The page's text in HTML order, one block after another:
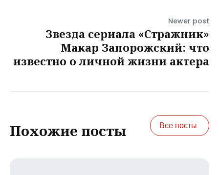
Newer post
Звезда сериала «Стражник»
Макар Запорожский: что
известно о личной жизни актера
Похожие посты Все посты